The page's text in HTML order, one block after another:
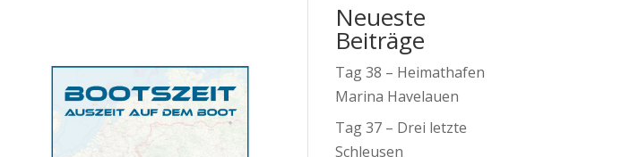
Neueste
Beiträge
Tag 38 – Heimathafen
Marina Havelauen
Tag 37 – Drei letzte
Schleusen